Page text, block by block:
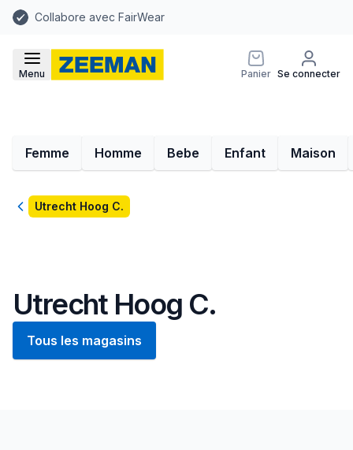
Collabore avec FairWear
Menu Panier Se connecter
Femme Homme Bebe Enfant Maison
RetourUtrecht Hoog C.
Utrecht Hoog C.
Tous les magasins